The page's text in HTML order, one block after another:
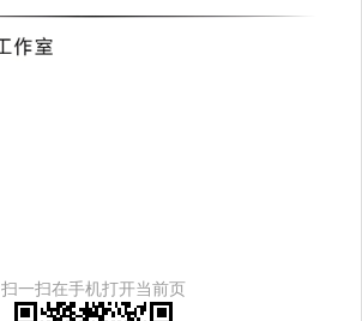
扫一扫在手机打开当前页